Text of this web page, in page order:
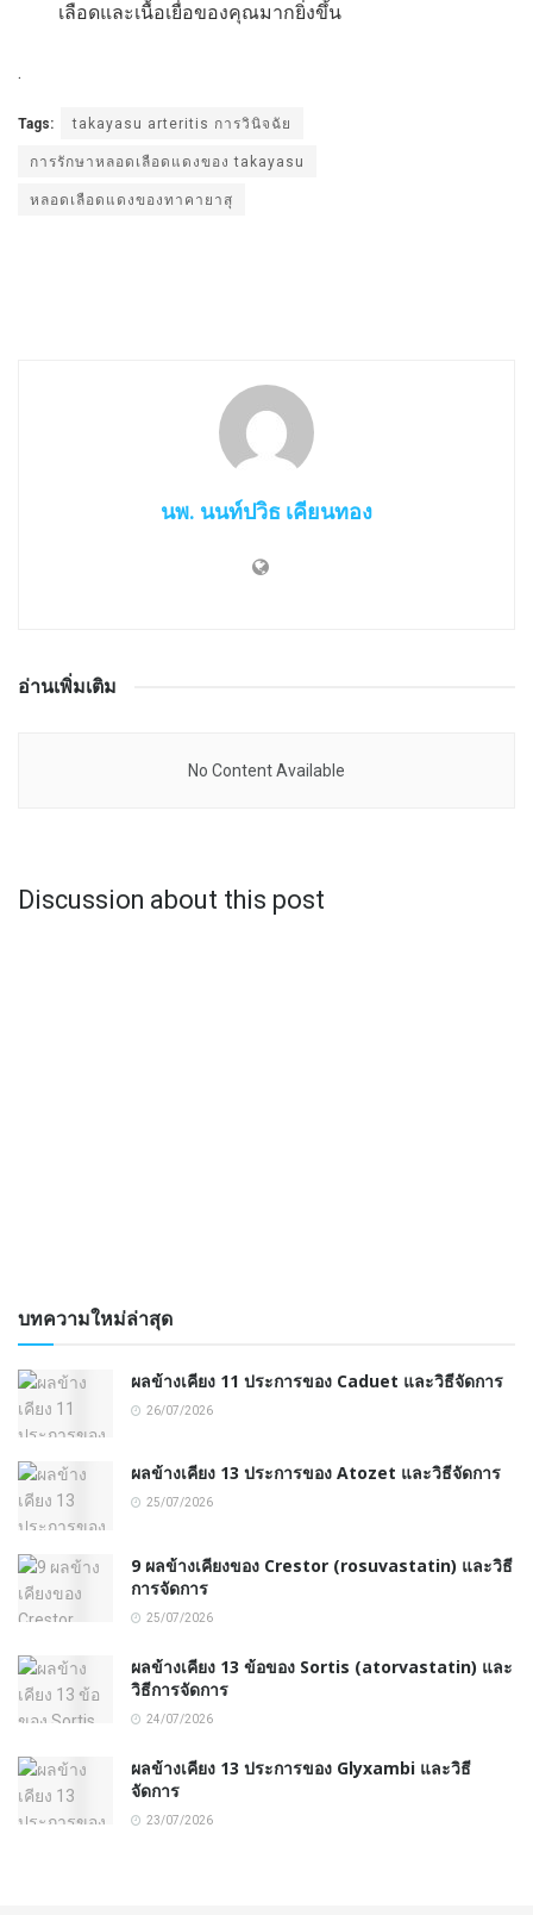
เลือดและเนื้อเยื่อของคุณมากยิ่งขึ้น
.
Tags: takayasu arteritis การวินิจฉัย
การรักษาหลอดเลือดแดงของ takayasu
หลอดเลือดแดงของทาคายาสุ
นพ. นนท์ปวิธ เคียนทอง
อ่านเพิ่มเติม
No Content Available
Discussion about this post
บทความใหม่ล่าสุด
ผลข้างเคียง 11 ประการของ Caduet และวิธีจัดการ
26/07/2026
ผลข้างเคียง 13 ประการของ Atozet และวิธีจัดการ
25/07/2026
9 ผลข้างเคียงของ Crestor (rosuvastatin) และวิธี
การจัดการ
25/07/2026
ผลข้างเคียง 13 ข้อของ Sortis (atorvastatin) และ
วิธีการจัดการ
24/07/2026
ผลข้างเคียง 13 ประการของ Glyxambi และวิธี
จัดการ
23/07/2026